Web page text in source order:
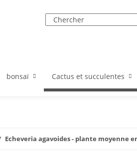
bonsaï Cactus et succulentes
Echeveria agavoides - plante moyenne